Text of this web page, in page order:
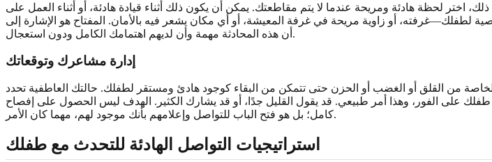
اختر لحظة هادئة ومريحة عندما لا يتم مقاطعتك. يمكن أن يكون ذلك أثناء قيادة هادئة، أو أثناء العمل على
أو زاوية مريحة في غرفة المعيشة، أو أي مكان يشعر فيه بالأمان. المفتاح هو الإشارة إلى
أن هذه المحادثة مهمة وأن لديهم اهتمامك الكامل ودون استعجال.
إدارة مشاعرك وتوقعاتك
من القلق أو الغضب أو الحزن حتى تتمكن من البقاء كوجود هادئ ومستقر لطفلك. حالتك العاطفية تحدد
طفلك على الفور، وهذا أمر طبيعي. قد يقول القليل جدًا، أو قد يشارك الكثير. الهدف ليس الحصول على إفصاح
كامل؛ بل هو فتح الباب للتواصل وإعلامهم بأنك موجود لهم، مهما كان الأمر.
استراتيجيات التواصل الهادئة للتحدث مع طفلك